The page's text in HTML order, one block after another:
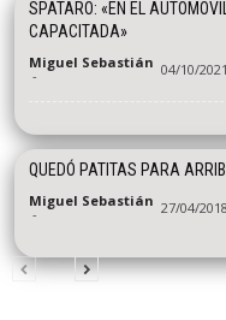
SPATARO: «EN EL
CAPACITADA»
Miguel Sebastián
- 04/10/2021
QUEDÓ PATITAS PARA
Miguel Sebastián
- 27/04/2018